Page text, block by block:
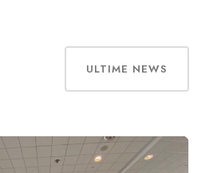
ULTIME NEWS